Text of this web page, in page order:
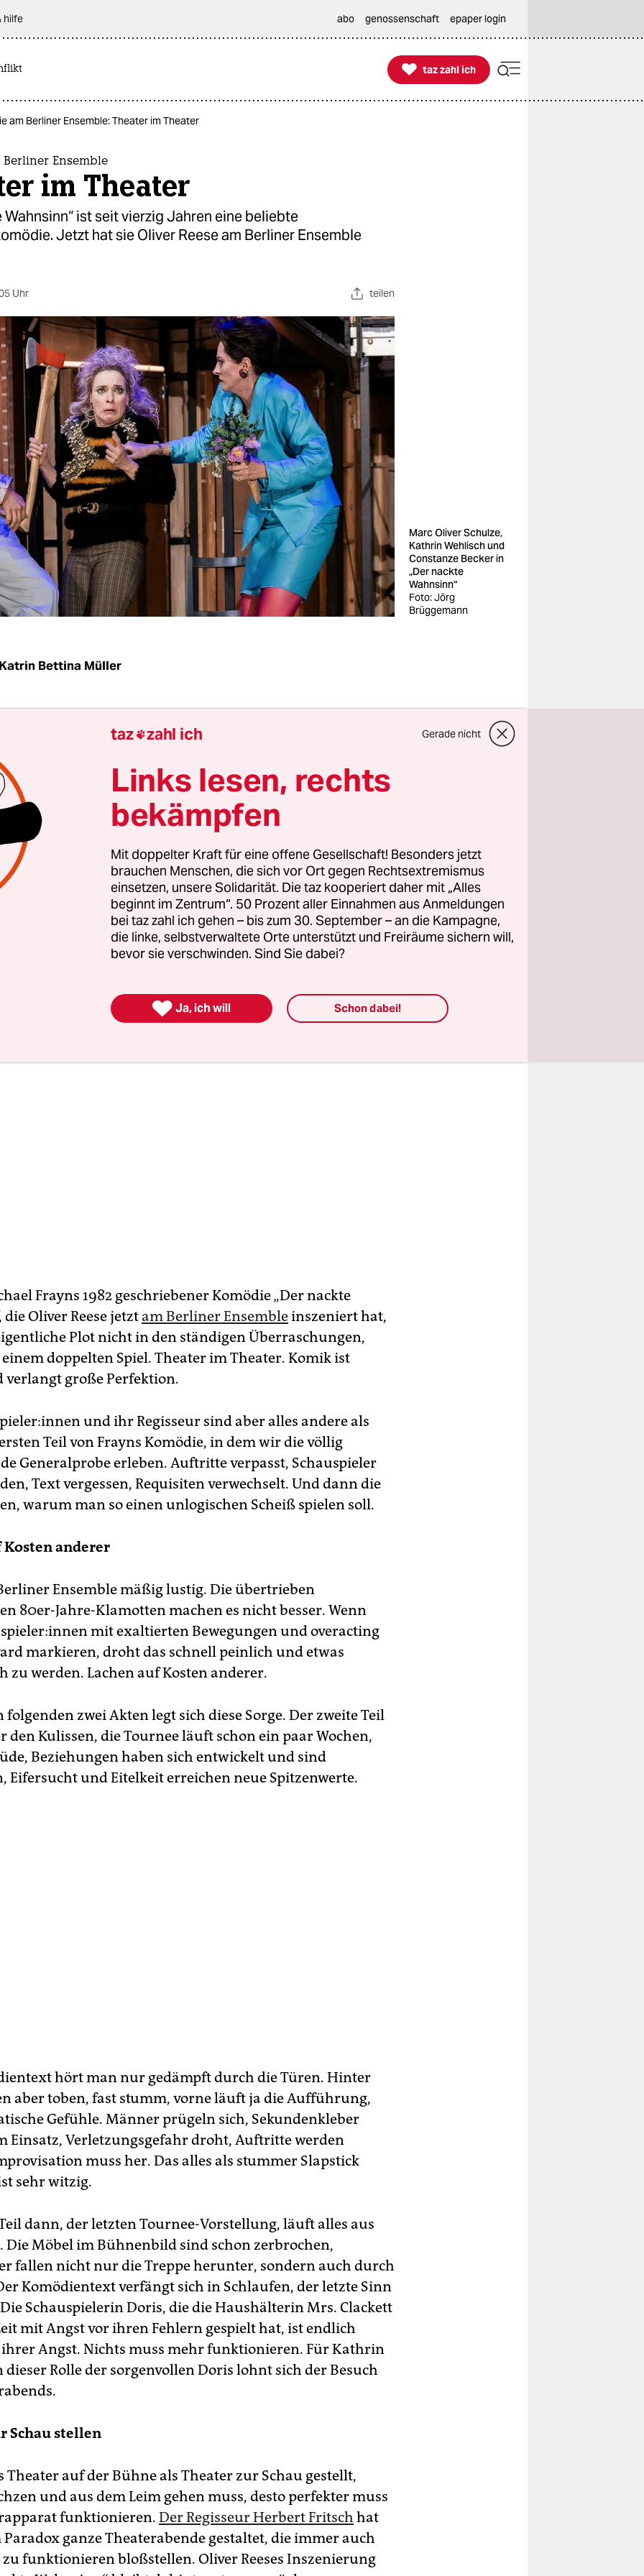
hilfe abo genossenschaft epaper login

taz zahl ich
taz zahl ich
am Berliner Ensemble: Theater im Theater
Ensemble
im Theater
Wahnsinn“ ist seit vierzig Jahren eine beliebte
Jetzt hat sie Oliver Reese am Berliner Ensemble
Uhr teilen
Marc Oliver Schulze,
Kathrin Wehlisch und
Constanze Becker in
„Der nackte
Wahnsinn“
Foto: Jörg
Brüggemann
Katrin Bettina Müller
der Wahnsinn an die Tür. Dreimal müssen sich die
durch eine ziemlich schwachsinnige Komödie
Generalprobe, Tourneeaufführung und letzte
Zwei Paare, jedes wähnt sich heimlich und allein in einer
Philip und Flavia Brent, die auf der Flucht vor der Steuer
nicht hier sein dürften. Die anderen der
mit seiner Geliebten, die ausgerechnet beim
Und dann ist da noch die von niemanden
Mrs. Clackett, die es sich nur mit einem Teller
dem Fernseher gemütlich machen will. Acht Türen hat
Frayns 1982 geschriebener Komödie „Der nackte
die Oliver Reese jetzt am Berliner Ensembleinszeniert hat,
Plot nicht in den ständigen Überraschungen,
doppelten Spiel. Theater im Theater. Komik ist
verlangt große Perfektion.
und ihr Regisseur sind aber alles andere als
Teil von Frayns Komödie, in dem wir die völlig
Generalprobe erleben. Auftritte verpasst, Schauspieler
Text vergessen, Requisiten verwechselt. Und dann die
warum man so einen unlogischen Scheiß spielen soll.
Kosten anderer
Ensemble mäßig lustig. Die übertrieben
80er-Jahre-Klamotten machen es nicht besser. Wenn
mit exaltierten Bewegungen und overacting
markieren, droht das schnell peinlich und etwas
zu werden. Lachen auf Kosten anderer.
folgenden zwei Akten legt sich diese Sorge. Der zweite Teil
den Kulissen, die Tournee läuft schon ein paar Wochen,
Beziehungen haben sich entwickelt und sind
Eifersucht und Eitelkeit erreichen neue Spitzenwerte.
hört man nur gedämpft durch die Türen. Hinter
aber toben, fast stumm, vorne läuft ja die Aufführung,
Gefühle. Männer prügeln sich, Sekundenkleber
Einsatz, Verletzungsgefahr droht, Auftritte werden
muss her. Das alles als stummer Slapstick
sehr witzig.
dann, der letzten Tournee-Vorstellung, läuft alles aus
Die Möbel im Bühnenbild sind schon zerbrochen,
fallen nicht nur die Treppe herunter, sondern auch durch
Komödientext verfängt sich in Schlaufen, der letzte Sinn
Schauspielerin Doris, die die Haushälterin Mrs. Clackett
mit Angst vor ihren Fehlern gespielt hat, ist endlich
Angst. Nichts muss mehr funktionieren. Für Kathrin
dieser Rolle der sorgenvollen Doris lohnt sich der Besuch
Schau stellen
Theater auf der Bühne als Theater zur Schau gestellt,
und aus dem Leim gehen muss, desto perfekter muss
funktionieren. Der Regisseur Herbert Fritsch hat
Paradox ganze Theaterabende gestaltet, die immer auch
zu funktionieren bloßstellen. Oliver Reeses Inszenierung
taz zahl ich Gerade nicht
Links lesen, rechts
bekämpfen
Mit doppelter Kraft für eine offene Gesellschaft! Besonders jetzt
brauchen Menschen, die sich vor Ort gegen Rechtsextremismus
einsetzen, unsere Solidarität. Die taz kooperiert daher mit „Alles
beginnt im Zentrum“. 50 Prozent aller Einnahmen aus Anmeldungen
bei taz zahl ich gehen – bis zum 30. September – an die Kampagne,
die linke, selbstverwaltete Orte unterstützt und Freiräume sichern will,
bevor sie verschwinden. Sind Sie dabei?
 Ja, ich will Schon dabei!